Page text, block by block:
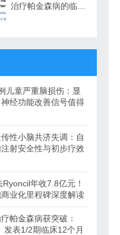
治疗帕金森病的临床
儿童严重脑损伤：显
经功能改善信号值得
性小脑共济失调：自
射安全性与初步疗效
年收7.8亿元！
业化里程碑深度解读
帕金森病获突破：
发表1/2期临床12个月